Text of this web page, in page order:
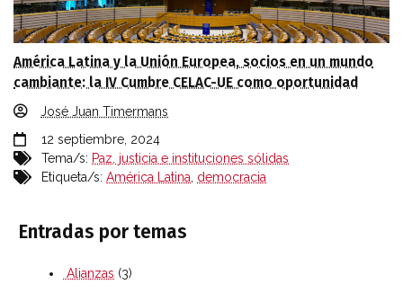
América Latina y la Unión Europea, socios en un mundo
cambiante: la IV Cumbre CELAC-UE como oportunidad
José Juan Timermans
12 septiembre, 2024
Tema/s: Paz, justicia e instituciones sólidas
Etiqueta/s: América Latina democracia
Entradas por temas
Alianzas (3)